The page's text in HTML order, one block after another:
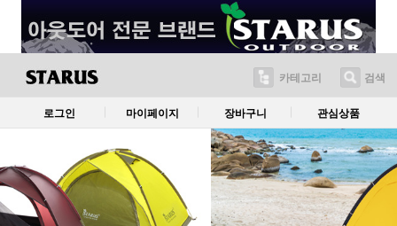
카테고리 검색
로그인 마이페이지 장바구니 관심상품